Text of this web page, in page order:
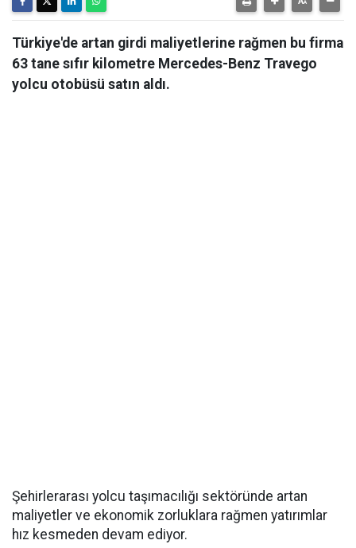
Türkiye'de artan girdi maliyetlerine rağmen bu firma
63 tane sıfır kilometre Mercedes-Benz Travego
yolcu otobüsü satın aldı.
Şehirlerarası yolcu taşımacılığı sektöründe artan
maliyetler ve ekonomik zorluklara rağmen yatırımlar
hız kesmeden devam ediyor.